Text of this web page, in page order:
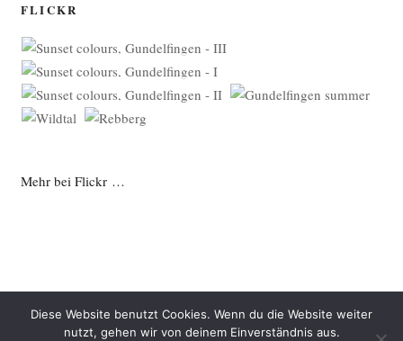
FLICKR
Mehr bei Flickr …
Diese Website benutzt Cookies. Wenn du die Website weiter
nutzt, gehen wir von deinem Einverständnis aus.